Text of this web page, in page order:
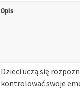
Opis
Dzieci uczą się
kontrolować swoje